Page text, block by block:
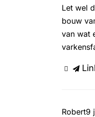
Let wel
bouw
van wat
Robert9